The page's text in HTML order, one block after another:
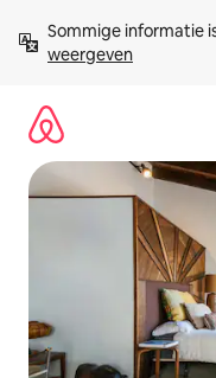
direct
naar
Sommige informatie
weergeven